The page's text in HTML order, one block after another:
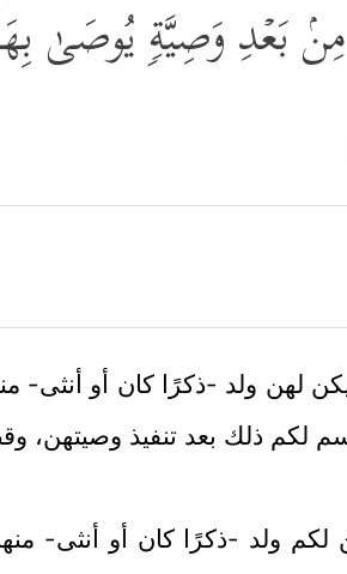
بَعۡدِ وَصِیَّةࣲ یُوصَىٰ
لهن ولد -ذكرًا كان أو أنثى-
لكم ذلك بعد تنفيذ وصيتهن،
لكم ولد -ذكرًا كان أو أنثى-